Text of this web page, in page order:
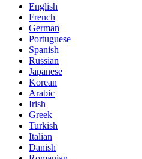
English
French
German
Portuguese
Spanish
Russian
Japanese
Korean
Arabic
Irish
Greek
Turkish
Italian
Danish